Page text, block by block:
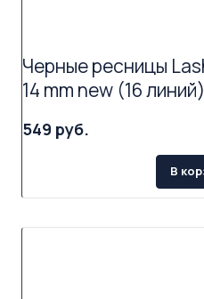
Черные ресницы
14 mm new (16 линий)
549 руб.
В